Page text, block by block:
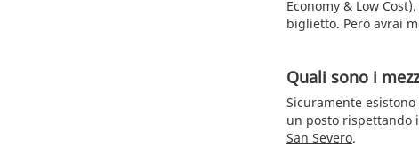
Economy & Low
biglietto. Però avrai
Quali sono i
Sicuramente
un posto rispettando
San Severo.